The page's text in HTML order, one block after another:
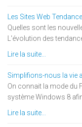
Les Sites Web
Quelles sont les
L'évolution des
Lire la suite...
Simplifions-nous la vie
On connait la mode du
système Windows 8
Lire la suite...